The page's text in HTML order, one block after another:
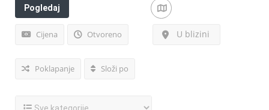
Pogledaj
Cijena Otvoreno U blizini
Poklapanje Složi po